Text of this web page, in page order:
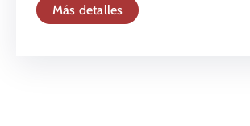
Más detalles